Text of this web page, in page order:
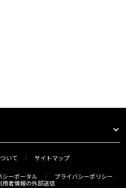
いて サイトマップ
シーポータル
プライバシーポリシー
用者情報の外部送信